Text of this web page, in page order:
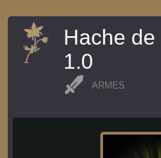
Hache
1.0
ARMES